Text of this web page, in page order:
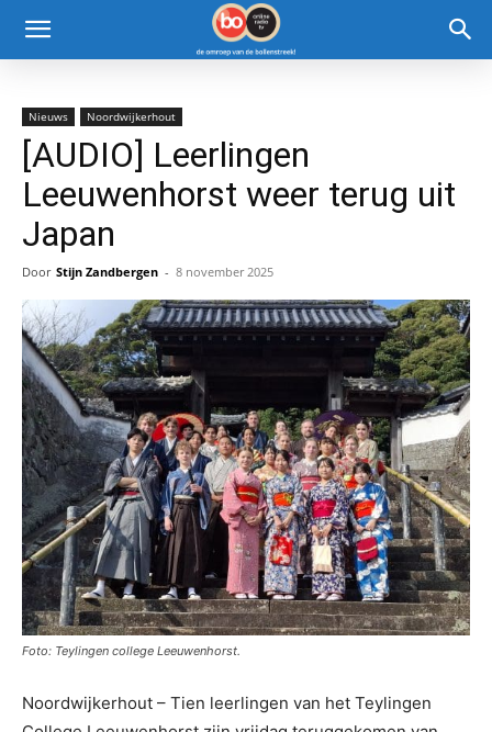
Nieuws Noordwijkerhout
[AUDIO] Leerlingen
Leeuwenhorst weer terug uit
Japan
Door Stijn Zandbergen - 8 november 2025
Foto: Teylingen college Leeuwenhorst.
Noordwijkerhout – Tien leerlingen van het Teylingen